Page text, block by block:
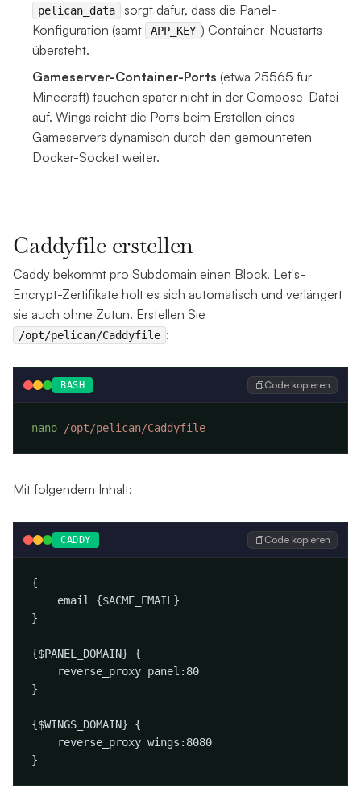
pelican_data
sorgt dafür, dass die Panel-
Konfiguration (samt
APP_KEY ) Container-Neustarts
übersteht.
Gameserver-Container-Ports (etwa 25565 für
Minecraft) tauchen später nicht in der Compose-Datei
auf. Wings reicht die Ports beim Erstellen eines
Gameservers dynamisch durch den gemounteten
Docker-Socket weiter.
Caddyfile erstellen
Caddy bekommt pro Subdomain einen Block. Let's-
Encrypt-Zertifikate holt es sich automatisch und verlängert
sie auch ohne Zutun. Erstellen Sie
/opt/pelican/Caddyfile :
BASH Code kopieren
nano
Mit folgendem Inhalt:
CADDY Code kopieren